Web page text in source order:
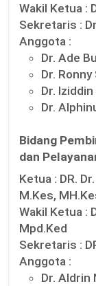
Wakil Ketua :
Sekretaris :
Anggota :
Dr. Ade
Dr.
Dr.
Dr.
Bidang
dan
Ketua : DR.
M.Kes,
Wakil Ketua :
Mpd.Ked
Sekretaris :
Anggota :
Dr. Aldrin